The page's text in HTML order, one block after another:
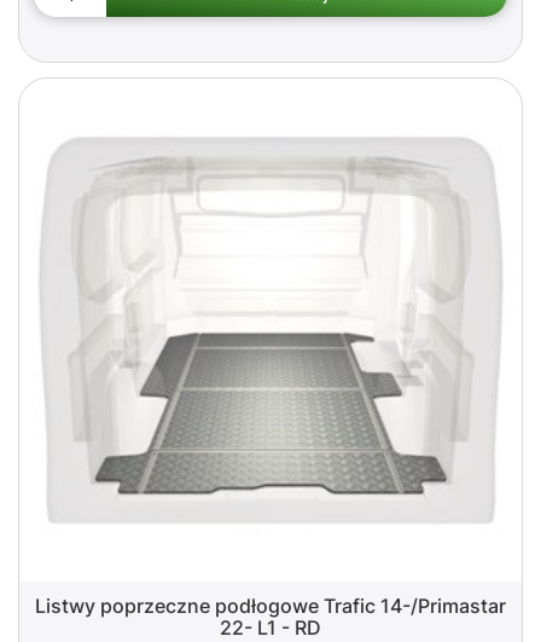
Listwy poprzeczne podłogowe Trafic 14-/Primastar
22- L1 - RD